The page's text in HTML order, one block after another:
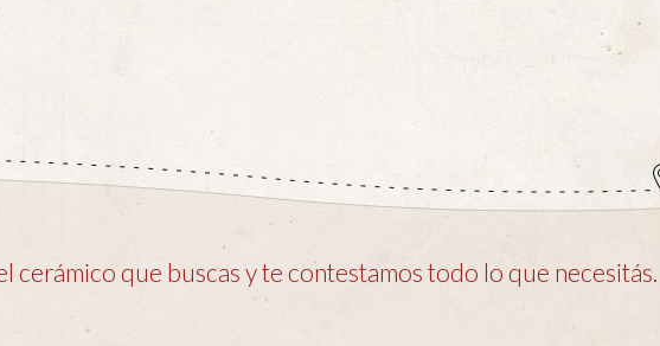
cerámico que buscas y te contestamos todo lo que necesitás.